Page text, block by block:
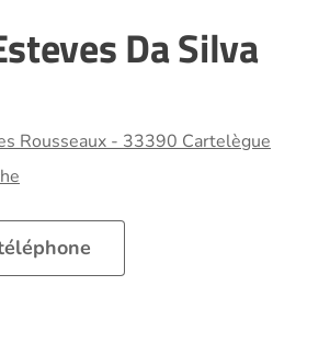
Da Silva
Rousseaux - 33390 Cartelègue